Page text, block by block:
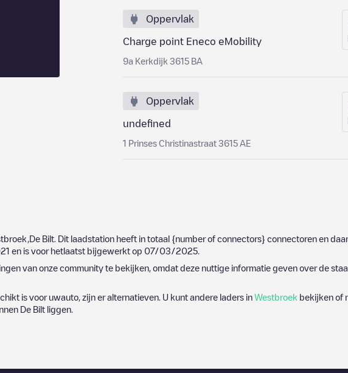
Oppervlak
Charge point Eneco eMobility
9a Kerkdijk 3615 BA
Oppervlak
undefined
1 Prinses Christinastraat 3615 AE
De Bilt . Dit laadstation heeft in totaal {number of connectors} connectoren en
en is voor hetlaatst bijgewerkt op 07/03/2025
van onze community te bekijken, omdat deze nuttige informatie geven over de
is voor uwauto, zijn er alternatieven. U kunt andere laders in Westbroek bekijken of
De Bilt liggen.